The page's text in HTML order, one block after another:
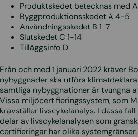
Produktskedet betecknas med
Byggproduktionsskedet A 4-5
Användningsskedet B 1-7
Slutskedet C 1-14
Tilläggsinfo D
Från och med 1 januari 2022 kräver
nybyggnader ska utföra
samtliga nybyggnationer är tvungna
Vissa miljöcertifieringssystem, som
kravställer livscykelanalys. I dessa
delar av livscykelanalysen som
certifieringar har olika systemgränser.